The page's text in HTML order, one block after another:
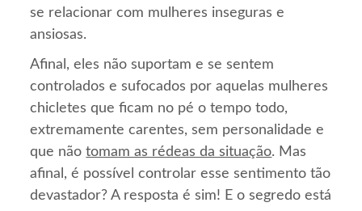
se relacionar com mulheres inseguras e
ansiosas.
Afinal, eles não suportam e se sentem
controlados e sufocados por aquelas mulheres
chicletes que ficam no pé o tempo todo,
extremamente carentes, sem personalidade e
que nãotomam as rédeas da situação. Mas
afinal, é possível controlar esse sentimento tão
devastador? A resposta é sim! E o segredo está